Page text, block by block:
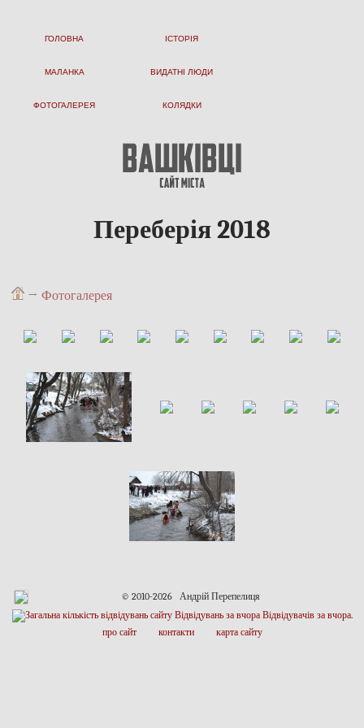
ГОЛОВНА ІСТОРІЯ
МАЛАНКА ВИДАТНІ ЛЮДИ
ФОТОГАЛЕРЕЯ КОЛЯДКИ
Переберія 2018
→ Фотогалерея
© 2010-2026 Андрій Перепелиця
про сайт контакти карта сайту